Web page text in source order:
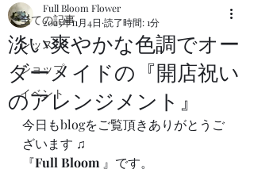
全ての記事
レッスン
ショップ
イベント
淡い爽やかな色調でオー
ダーメイドの『開店祝い
のアレンジメント』
Full Bloom Flower
2023年11月4日 読了時間: 1分
今日もblogをご覧頂きありがとうご
ざいます ♫
『Full Bloom 』です。